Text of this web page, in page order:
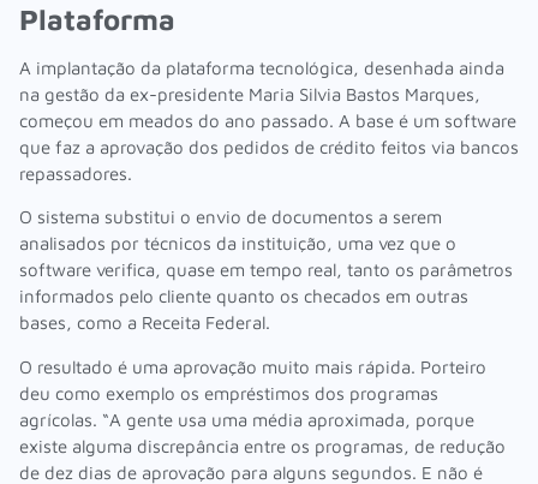
Plataforma
A implantação da plataforma tecnológica, desenhada ainda
na gestão da ex-presidente Maria Silvia Bastos Marques,
começou em meados do ano passado. A base é um software
que faz a aprovação dos pedidos de crédito feitos via bancos
repassadores.
O sistema substitui o envio de documentos a serem
analisados por técnicos da instituição, uma vez que o
software verifica, quase em tempo real, tanto os parâmetros
informados pelo cliente quanto os checados em outras
bases, como a Receita Federal.
O resultado é uma aprovação muito mais rápida. Porteiro
deu como exemplo os empréstimos dos programas
agrícolas. “A gente usa uma média aproximada, porque
existe alguma discrepância entre os programas, de redução
de dez dias de aprovação para alguns segundos. E não é